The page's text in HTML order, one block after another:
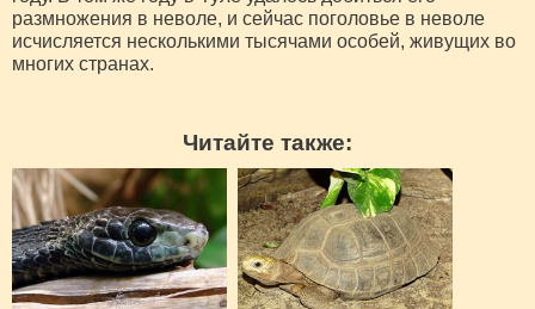
размножения в неволе, и сейчас поголовье в неволе
исчисляется несколькими тысячами особей, живущих во
многих странах.
Читайте также: